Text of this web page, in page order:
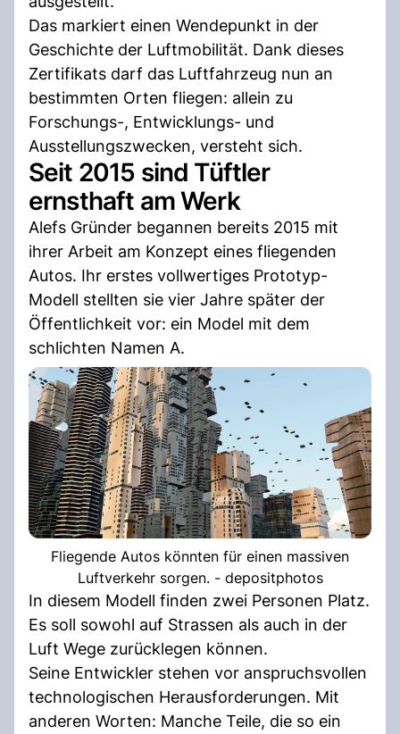
Das markiert einen Wendepunkt in der
Geschichte der Luftmobilität. Dank dieses
Zertifikats darf das Luftfahrzeug nun an
bestimmten Orten fliegen: allein zu
Forschungs-, Entwicklungs- und
Ausstellungszwecken, versteht sich.
Seit 2015 sind Tüftler
ernsthaft am Werk
Alefs Gründer begannen bereits 2015 mit
ihrer Arbeit am Konzept eines fliegenden
Autos. Ihr erstes vollwertiges Prototyp-
Modell stellten sie vier Jahre später der
Öffentlichkeit vor: ein Model mit dem
schlichten Namen A.
Fliegende Autos könnten für einen massiven
Luftverkehr sorgen. - depositphotos
In diesem Modell finden zwei Personen Platz.
Es soll sowohl auf Strassen als auch in der
Luft Wege zurücklegen können.
Seine Entwickler stehen vor anspruchsvollen
technologischen Herausforderungen. Mit
anderen Worten: Manche Teile, die so ein